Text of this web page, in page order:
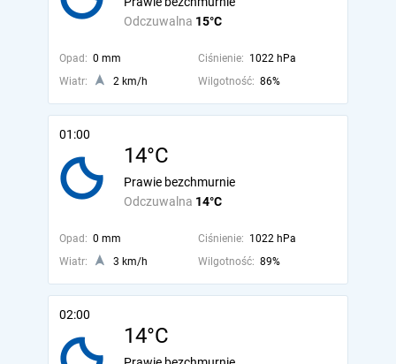
Odczuwalna 15°C
Opad: 0 mm Ciśnienie: 1022 hPa
Wiatr:
2 km/h Wilgotność: 86%
01:00
14°C
Odczuwalna 14°C
Prawie bezchmurnie
Opad: 0 mm Ciśnienie: 1022 hPa
Wiatr:
3 km/h Wilgotność: 89%
02:00
14°C